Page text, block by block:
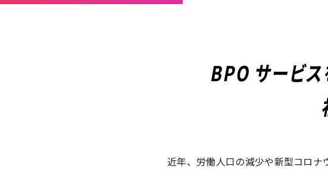
近年、労働人口の減少や新型コロ